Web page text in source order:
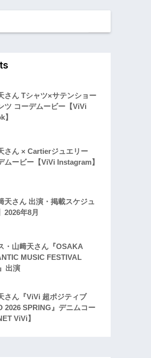
さん Tシャツ×サテンショー
ツ コーデムービー【ViVi
】
さん × Cartierジュエリー
ムービー【ViVi Instagram】
天さん 出演・掲載スケジュ
2026年8月
・山﨑天さん『OSAKA
MUSIC FESTIVAL
出演
さん『ViVi 超ポジティブ
2026 SPRING』デニムコー
ViVi】